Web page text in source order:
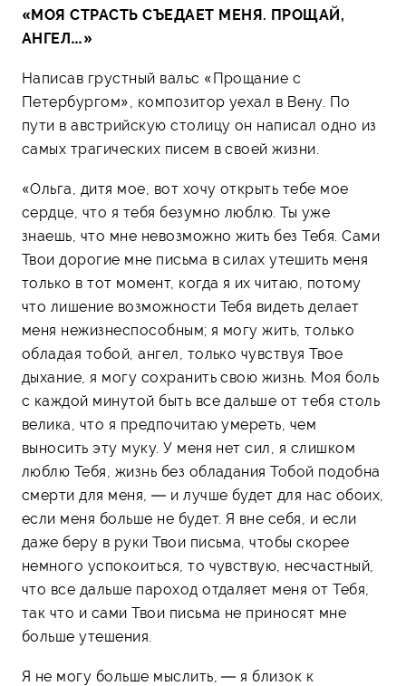
«МОЯ СТРАСТЬ СЪЕДАЕТ МЕНЯ. ПРОЩАЙ,
АНГЕЛ…»
Написав грустный вальс «Прощание с
Петербургом», композитор уехал в Вену. По
пути в австрийскую столицу он написал одно из
самых трагических писем в своей жизни.
«Ольга, дитя мое, вот хочу открыть тебе мое
сердце, что я тебя безумно люблю. Ты уже
знаешь, что мне невозможно жить без Тебя. Сами
Твои дорогие мне письма в силах утешить меня
только в тот момент, когда я их читаю, потому
что лишение возможности Тебя видеть делает
меня нежизнеспособным; я могу жить, только
обладая тобой, ангел, только чувствуя Твое
дыхание, я могу сохранить свою жизнь. Моя боль
с каждой минутой быть все дальше от тебя столь
велика, что я предпочитаю умереть, чем
выносить эту муку. У меня нет сил, я слишком
люблю Тебя, жизнь без обладания Тобой подобна
смерти для меня, — и лучше будет для нас обоих,
если меня больше не будет. Я вне себя, и если
даже беру в руки Твои письма, чтобы скорее
немного успокоиться, то чувствую, несчастный,
что все дальше пароход отдаляет меня от Тебя,
так что и сами Твои письма не приносят мне
больше утешения.
Я не могу больше мыслить, — я близок к